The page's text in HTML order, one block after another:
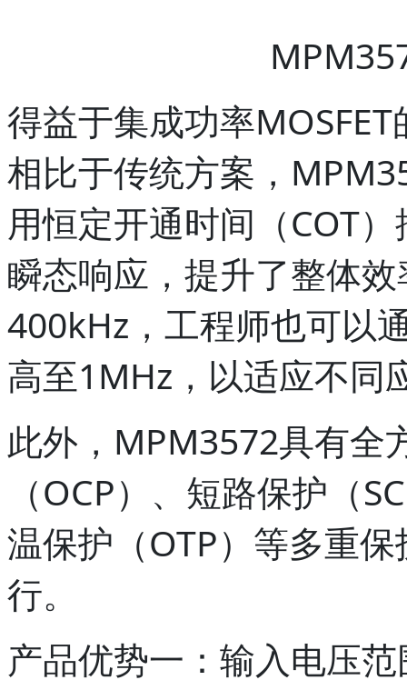
得益于集成功率
相比于传统方案，
用恒定开通时间（COT
瞬态响应，提升了整体
400kHz，工程师也可以
高至1MHz，以适应不同
此外，MPM3572具有全
（OCP）、短路保护（
温保护（OTP）等多重
行。
产品优势一：输入电压